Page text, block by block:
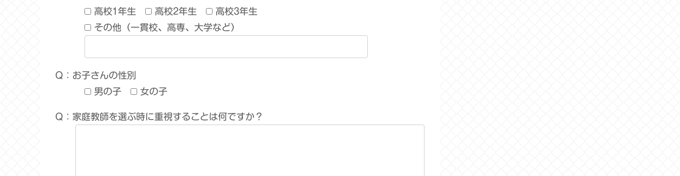
高校1年生
高校2年生
高校3年生
その他（一貫校、高専、大学など）
Q：お子さんの性別
男の子
女の子
Q：家庭教師を選ぶ時に重視することは何ですか？